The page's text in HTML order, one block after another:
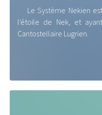
Le Système Nekien
l'étoile de Nek, et
Cantostellaire Lugrien.